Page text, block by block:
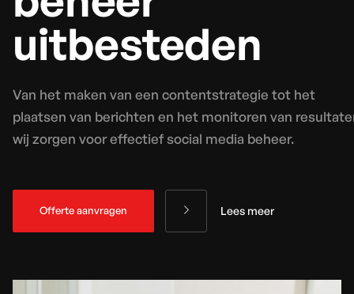
uitbesteden
Van het maken van een contentstrategie tot het
plaatsen van berichten en het monitoren van
wij zorgen voor effectief social media beheer.
Offerte aanvragen Lees meer